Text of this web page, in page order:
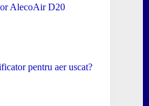
AlecoAir D20
pentru aer uscat?